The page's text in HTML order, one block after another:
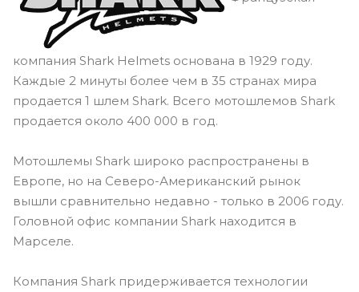
компания Shark Helmets основана в 1929 году.
Каждые 2 минуты более чем в 35 странах мира
продается 1 шлем Shark. Всего мотошлемов Shark
продается около 400 000 в год.
Мотошлемы Shark широко распространены в
Европе, но на Северо-Американский рынок
вышли сравнительно недавно - только в 2006 году.
Головной офис компании Shark находится в
Марселе.
Компания Shark придерживается технологии